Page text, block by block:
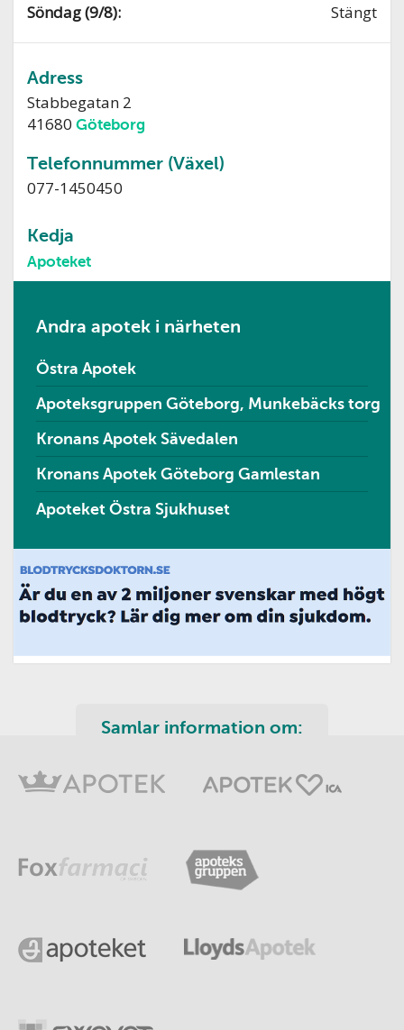
Söndag (9/8):
Stängt
Adress
Stabbegatan 2
41680Göteborg
Telefonnummer (Växel)
077-1450450
Kedja
Apoteket
Andra apotek i närheten
Östra Apotek
Apoteksgruppen Göteborg, Munkebäcks torg
Kronans Apotek Sävedalen
Kronans Apotek Göteborg Gamlestan
Apoteket Östra Sjukhuset
Samlar information om: